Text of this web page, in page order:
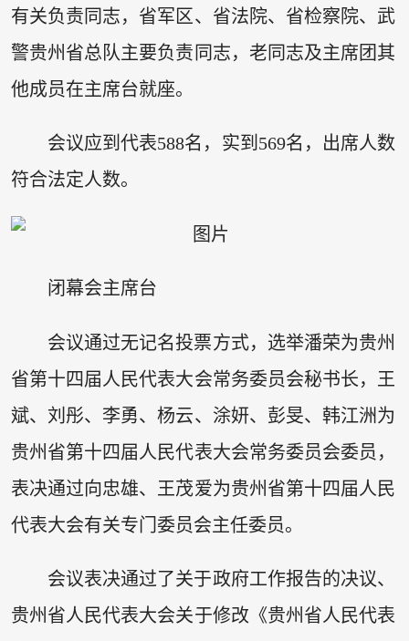
有关负责同志，省军区、省法院、省检察院、武
警贵州省总队主要负责同志，老同志及主席团其
他成员在主席台就座。
会议应到代表588名，实到569名，出席人数
符合法定人数。
闭幕会主席台
会议通过无记名投票方式，选举潘荣为贵州
省第十四届人民代表大会常务委员会秘书长，王
斌、刘彤、李勇、杨云、涂妍、彭旻、韩江洲为
贵州省第十四届人民代表大会常务委员会委员，
表决通过向忠雄、王茂爱为贵州省第十四届人民
代表大会有关专门委员会主任委员。
会议表决通过了关于政府工作报告的决议、
贵州省人民代表大会关于修改《贵州省人民代表